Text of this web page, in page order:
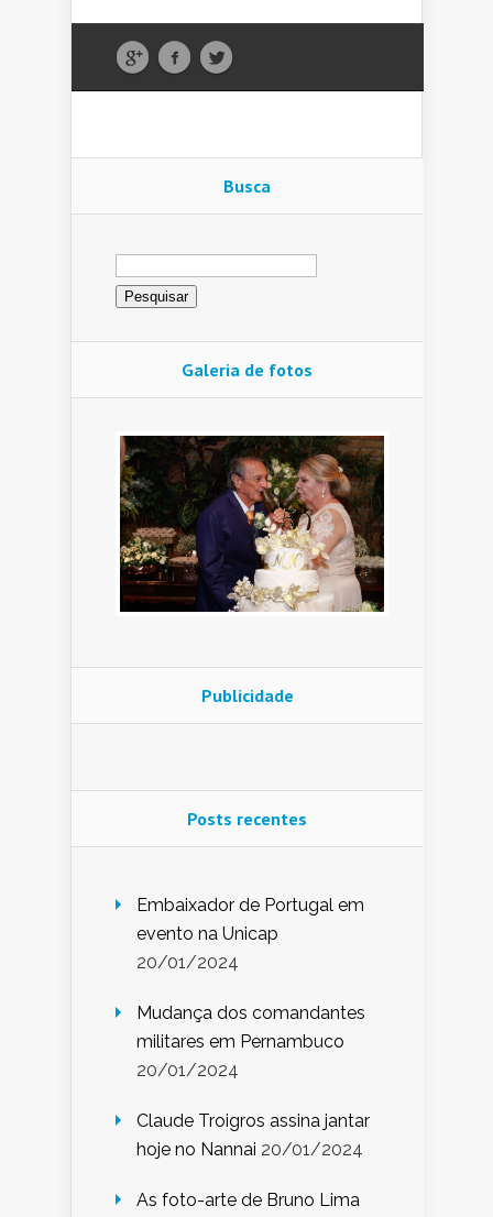
Busca
Pesquisar
por:
Galeria de fotos
Publicidade
Posts recentes
Embaixador de Portugal em
evento na Unicap
20/01/2024
Mudança dos comandantes
militares em Pernambuco
20/01/2024
Claude Troigros assina jantar
hoje no Nannai 20/01/2024
As foto-arte de Bruno Lima